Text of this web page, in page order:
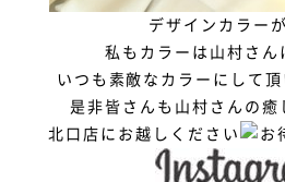
デザインカラー
私もカラーは山村さん
いつも素敵なカラーにして
是非皆さんも山村さんの癒
北口店にお越しください
お